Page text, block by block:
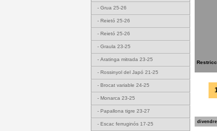
- Grua 25-26
- Reietó 25-26
- Reietó 25-26
- Graula 23-25
- Aratinga mitrada 23-25
- Rossinyol del Japó 21-25
- Brocat variable 24-25
- Monarca 23-25
- Papallona tigre 23-27
- Escac ferruginós 17-25